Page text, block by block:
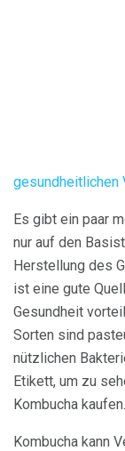
gesundheitlichen
Es gibt ein paar
nur auf den
Herstellung des
ist eine gute
Gesundheit
Sorten sind
nützlichen
Etikett, um zu
Kombucha kaufen.
Kombucha kann